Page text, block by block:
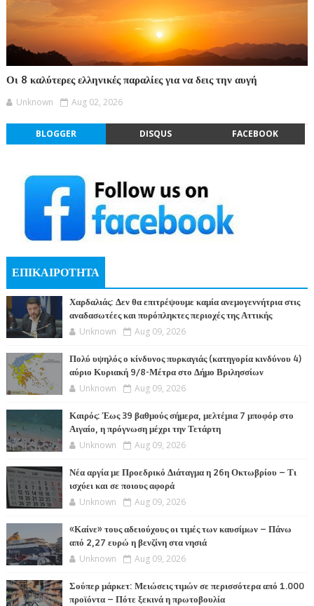
Οι 8 καλύτερες ελληνικές παραλίες για να δεις την αυγή
Unknown Aug 02, 2026
BLOGGER DISQUS FACEBOOK
ΕΠΙΚΑΙΡΟΤΗΤΑ
Χαρδαλιάς: Δεν θα επιτρέψουμε καμία ανεμογεννήτρια στις
αναδασωτέες και πυρόπληκτες περιοχές της Αττικής
Unknown Aug 09, 2026
Πολύ υψηλός ο κίνδυνος πυρκαγιάς (κατηγορία κινδύνου 4)
αύριο Κυριακή 9/8-Μέτρα στο Δήμο Βριλησσίων
Unknown Aug 09, 2026
Καιρός: Έως 39 βαθμούς σήμερα, μελτέμια 7 μποφόρ στο
Αιγαίο, η πρόγνωση μέχρι την Τετάρτη
Unknown Aug 09, 2026
Νέα αργία με Προεδρικό Διάταγμα η 26η Οκτωβρίου – Τι
ισχύει και σε ποιους αφορά
Unknown Aug 09, 2026
«Καίνε» τους αδειούχους οι τιμές των καυσίμων – Πάνω
από 2,27 ευρώ η βενζίνη στα νησιά
Unknown Aug 09, 2026
Σούπερ μάρκετ: Μειώσεις τιμών σε περισσότερα από 1.000
προϊόντα – Πότε ξεκινά η πρωτοβουλία